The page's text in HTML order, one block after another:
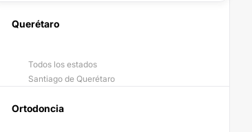
Querétaro
Todos los estados
Santiago de Querétaro
Ortodoncia